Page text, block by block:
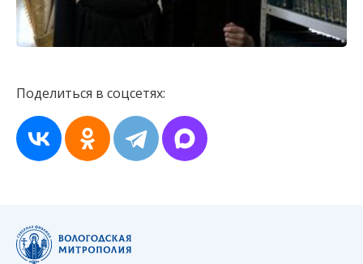
Поделиться в соцсетях: